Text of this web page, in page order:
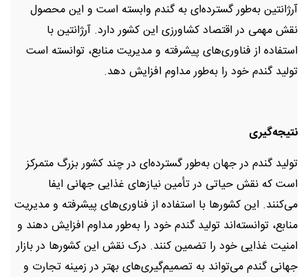
آرژانتین به‌طور گسترده‌ای به گندم وابسته است و این محصول
نقش مهمی در اقتصاد کشاورزی این کشور دارد. آرژانتین با
استفاده از فناوری‌های پیشرفته و مدیریت منابع، توانسته است
تولید گندم خود را به‌طور مداوم افزایش دهد.
نتیجه‌گیری
تولید گندم در جهان به‌طور گسترده‌ای در چند کشور بزرگ متمرکز
است که نقش حیاتی در تأمین نیازهای غذایی جهانی ایفا
می‌کنند. این کشورها با استفاده از فناوری‌های پیشرفته و مدیریت
منابع، توانسته‌اند تولید گندم خود را به‌طور مداوم افزایش دهند و
امنیت غذایی خود را تضمین کنند. درک نقش این کشورها در بازار
جهانی گندم می‌تواند به تصمیم‌گیری‌های بهتر در زمینه تجارت و